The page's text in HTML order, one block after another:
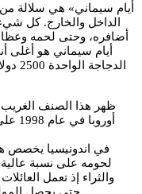
الداخل والخارج. كل
أضافره، وحتى لحمه
أيام سيماني هو أغلى
ظهر هذا الصنف الغريب
في اندونيسيا يخصص
لحومه على نسبة عالية
والثراء إذ تعمل
حتى يحصل المولود الجديد في اعتقادهم على القوة والثروة.